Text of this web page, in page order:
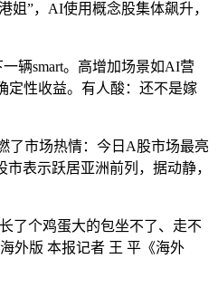
”，AI使用概念股集体飙升，
辆smart。高增加场景如AI营
定性收益。有人酸：还不是嫁
了市场热情：今日A股市场最亮
表示跃居亚洲前列，据动静，
了个鸡蛋大的包坐不了、走不
外版 本报记者 王 平《海外